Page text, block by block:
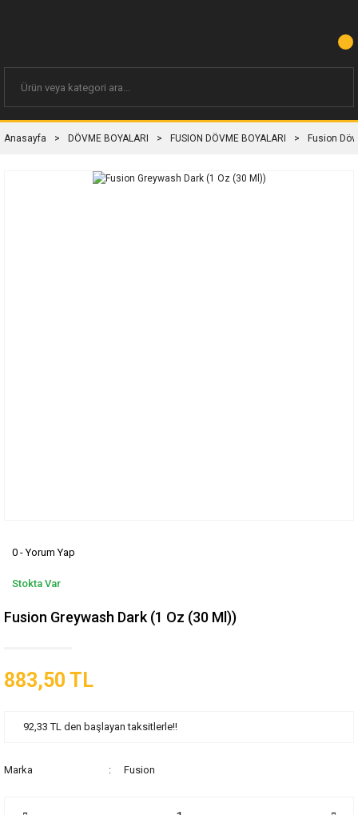
Anasayfa DÖVME BOYALARI FUSION DÖVME BOYALARI Fusion
0 - Yorum Yap
Stokta Var
Fusion Greywash Dark (1 Oz (30 Ml))
883,50 TL
92,33 TL den başlayan taksitlerle!!
Marka Fusion